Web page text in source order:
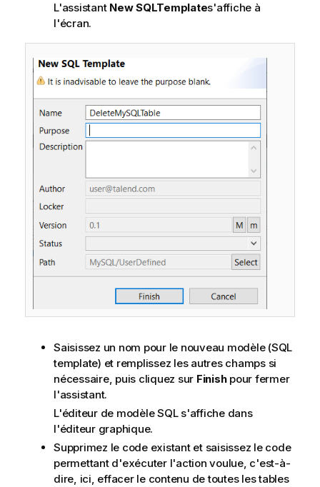
L'assistant New SQLTemplates'affiche à
l'écran.
Saisissez un nom pour le nouveau modèle (SQL
template) et remplissez les autres champs si
nécessaire, puis cliquez sur Finishpour fermer
l'assistant.
L'éditeur de modèle SQL s'affiche dans
l'éditeur graphique.
Supprimez le code existant et saisissez le code
permettant d'exécuter l'action voulue, c'est-à-
dire, ici, effacer le contenu de toutes les tables